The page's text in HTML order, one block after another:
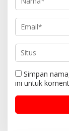
Simpan
ini untuk